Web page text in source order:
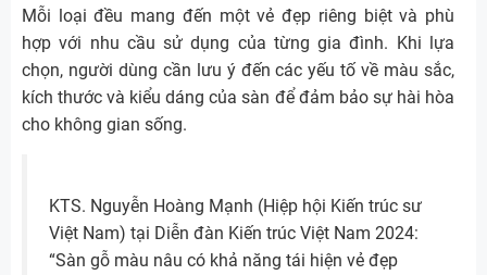
Mỗi loại đều mang đến một vẻ đẹp riêng biệt và phù
hợp với nhu cầu sử dụng của từng gia đình. Khi lựa
chọn, người dùng cần lưu ý đến các yếu tố về màu sắc,
kích thước và kiểu dáng của sàn để đảm bảo sự hài hòa
cho không gian sống.
KTS. Nguyễn Hoàng Mạnh (Hiệp hội Kiến trúc sư
Việt Nam) tại Diễn đàn Kiến trúc Việt Nam 2024:
“Sàn gỗ màu nâu có khả năng tái hiện vẻ đẹp